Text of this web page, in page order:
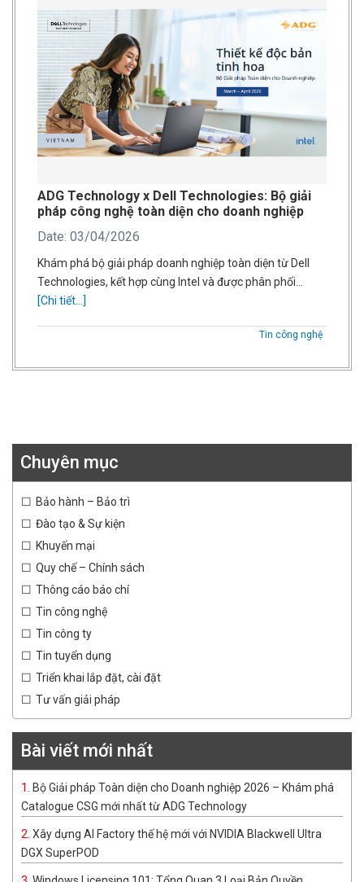
ADG Technology x Dell Technologies: Bộ giải
pháp công nghệ toàn diện cho doanh nghiệp
Date: 03/04/2026
Khám phá bộ giải pháp doanh nghiệp toàn diện từ Dell
Technologies, kết hợp cùng Intel và được phân phối…
[Chi tiết...]
Tin công nghệ
Chuyên mục
Bảo hành – Bảo trì
Đào tạo & Sự kiện
Khuyến mại
Quy chế – Chính sách
Thông cáo báo chí
Tin công nghệ
Tin công ty
Tin tuyển dụng
Triển khai lắp đặt, cài đặt
Tư vấn giải pháp
Bài viết mới nhất
Bộ Giải pháp Toàn diện cho Doanh nghiệp 2026 – Khám phá
Catalogue CSG mới nhất từ ADG Technology
Xây dựng AI Factory thế hệ mới với NVIDIA Blackwell Ultra
DGX SuperPOD